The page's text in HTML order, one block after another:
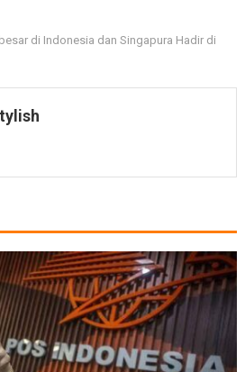
di Indonesia dan Singapura Hadir di